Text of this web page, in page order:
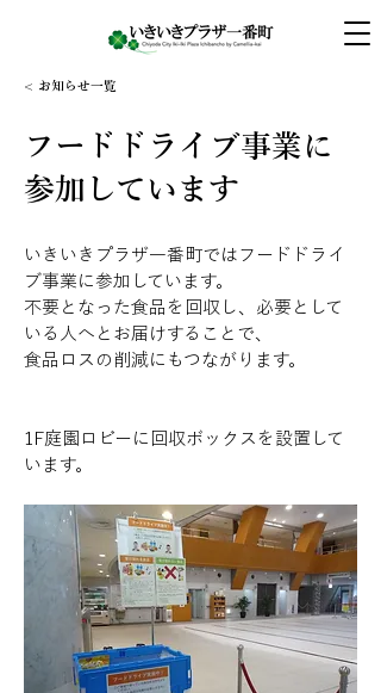
< お知らせ一覧
フードドライブ事業に
参加しています
いきいきプラザ一番町ではフードドライ
ブ事業に参加しています。
不要となった食品を回収し、必要として
いる人へとお届けすることで、
食品ロスの削減にもつながります。
1F庭園ロビーに回収ボックスを設置して
います。